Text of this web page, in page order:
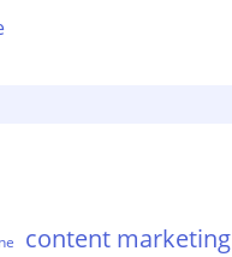
content marketing